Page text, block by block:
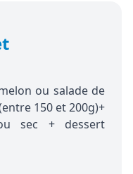
ou salade de
150 et 200g)+
sec + dessert